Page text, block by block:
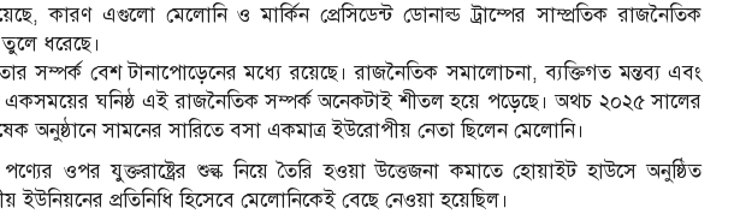
কারণ এগুলো মেলোনি ও মার্কিন প্রেসিডেন্ট ডোনাল্ড ট্রাম্পের সাম্প্রতিক রাজনৈতিক
ধরেছে।
সম্পর্ক বেশ টানাপোড়েনের মধ্যে রয়েছে। রাজনৈতিক সমালোচনা, ব্যক্তিগত মন্তব্য এবং
একসময়ের ঘনিষ্ঠ এই রাজনৈতিক সম্পর্ক অনেকটাই শীতল হয়ে পড়েছে। অথচ ২০২৫ সালের
অনুষ্ঠানে সামনের সারিতে বসা একমাত্র ইউরোপীয় নেতা ছিলেন মেলোনি।
ওপর যুক্তরাষ্ট্রের শুল্ক নিয়ে তৈরি হওয়া উত্তেজনা কমাতে হোয়াইট হাউসে অনুষ্ঠিত
ইউনিয়নের প্রতিনিধি হিসেবে মেলোনিকেই বেছে নেওয়া হয়েছিল।